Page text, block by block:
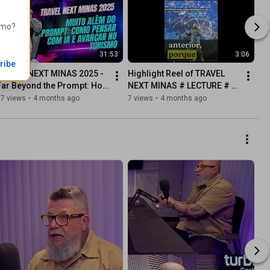
31:53
TRAVEL NEXT MINAS 2025 -
Beyond the Prompt: How
Think with AI and Advance
views • 4 months ago
3:06
Highlight Reel of TRAVEL
NEXT MINAS # LECTURE #
Much Beyond the Prompt #
7 views • 4 months ago
?